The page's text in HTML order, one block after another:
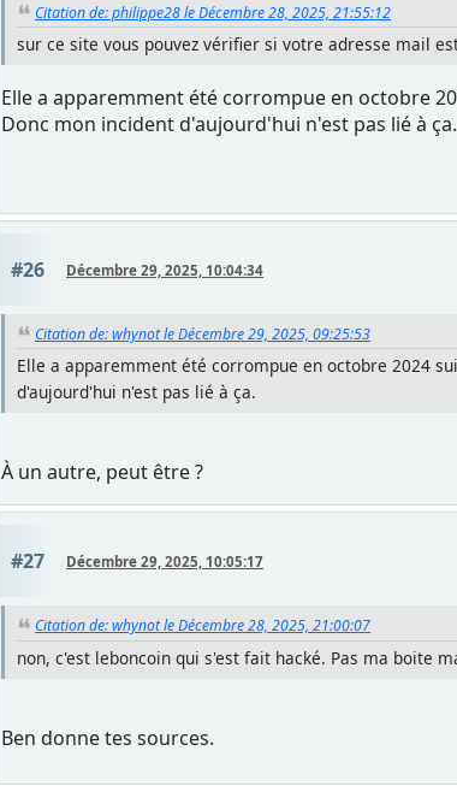
Citation de: philippe28 le Décembre 28, 2025, 21:55:12
sur ce site vous pouvez vérifier si votre adresse mail
Elle a apparemment été corrompue en octobre
Donc mon incident d'aujourd'hui n'est pas lié à ça.
#26 Décembre 29, 2025, 10:04:34
Citation de: whynot le Décembre 29, 2025, 09:25:53
Elle a apparemment été corrompue en octobre 2024
d'aujourd'hui n'est pas lié à ça.
À un autre, peut être ?
#27 Décembre 29, 2025, 10:05:17
Citation de: whynot le Décembre 28, 2025, 21:00:07
non, c'est leboncoin qui s'est fait hacké. Pas ma boite
Ben donne tes sources.